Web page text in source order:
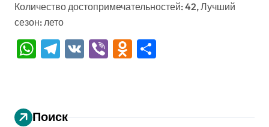
Количество достопримечательностей: 42, Лучший
сезон: лето
WhatsApp
Telegram
VK ViberOdnoklassniki
Поиск